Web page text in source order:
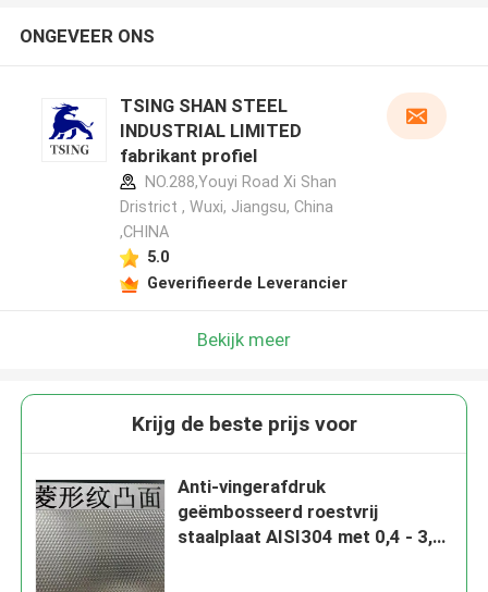
ONGEVEER ONS
TSING SHAN STEEL
INDUSTRIAL LIMITED
fabrikant profiel
NO.288,Youyi Road Xi Shan
Dristrict , Wuxi, Jiangsu, China
,CHINA
5.0
Geverifieerde Leverancier
Bekijk meer
Krijg de beste prijs voor
Anti-vingerafdruk
geëmbosseerd roestvrij
staalplaat AISI304 met 0,4 - 3,0